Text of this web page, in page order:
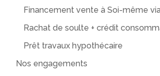
Financement vente à Soi-même via
Rachat de soulte + crédit
Prêt travaux hypothécaire
Nos engagements